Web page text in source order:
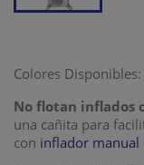
Colores
No flotan inflados
una cañita para
con inflador manual